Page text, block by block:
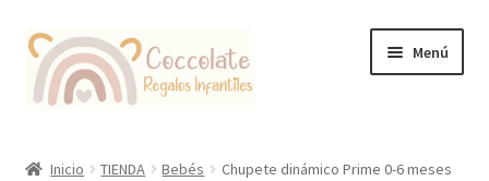
Ir
la
Ir
contenido
Menú
Inicio TIENDA Bebés
Chupete dinámico Prime 0-6 meses